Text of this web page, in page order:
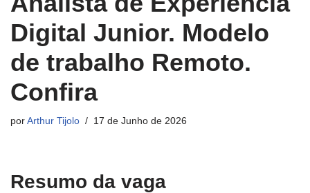
Digital Junior. Modelo
de trabalho Remoto.
Confira
por Arthur Tijolo 17 de Junho de 2026
Resumo da vaga